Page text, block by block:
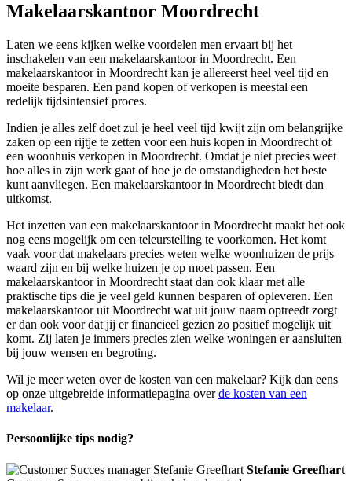
Makelaarskantoor Moordrecht
Laten we eens kijken welke voordelen men ervaart bij het
inschakelen van een makelaarskantoor in Moordrecht. Een
makelaarskantoor in Moordrecht kan je allereerst heel veel tijd en
moeite besparen. Een pand kopen of verkopen is meestal een
redelijk tijdsintensief proces.
Indien je alles zelf doet zul je heel veel tijd kwijt zijn om belangrijke
zaken op een rijtje te zetten voor een huis kopen in Moordrecht of
een woonhuis verkopen in Moordrecht. Omdat je niet precies weet
hoe alles in zijn werk gaat of hoe je de omstandigheden het beste
kunt aanvliegen. Een makelaarskantoor in Moordrecht biedt dan
uitkomst.
Het inzetten van een makelaarskantoor in Moordrecht maakt het ook
nog eens mogelijk om een teleurstelling te voorkomen. Het komt
vaak voor dat makelaars precies weten welke woonhuizen de prijs
waard zijn en bij welke huizen je op moet passen. Een
makelaarskantoor in Moordrecht staat dan ook klaar met alle
praktische tips die je veel geld kunnen besparen of opleveren. Een
makelaarskantoor uit Moordrecht wat uit jouw naam optreedt zorgt
er dan ook voor dat jij er financieel gezien zo positief mogelijk uit
komt. Zij laten je immers precies zien welke woningen er aansluiten
bij jouw wensen en begroting.
Wil je meer weten over de kosten van een makelaar? Kijk dan eens
op onze uitgebreide informatiepagina overde kosten van een
makelaar.
Persoonlijke tips nodig?
Stefanie Greefhart